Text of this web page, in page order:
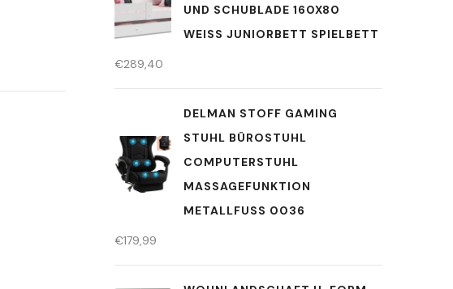
UND SCHUBLADE 160X80
WEISS JUNIORBETT SPIELBETT
€289,40
DELMAN STOFF GAMING
STUHL BÜROSTUHL
COMPUTERSTUHL
MASSAGEFUNKTION
METALLFUSS 0036
€179,99